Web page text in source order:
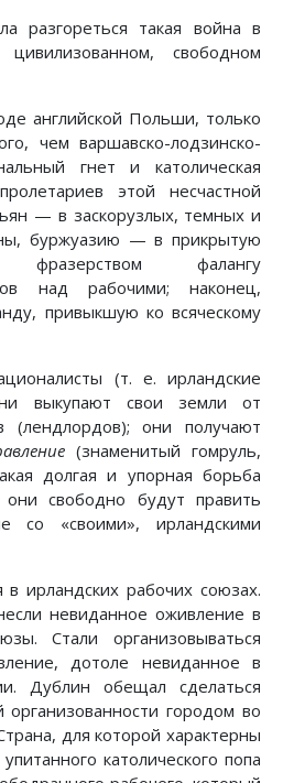
разгореться такая война в
свободном
английской Польши, только
чем варшавско-лодзинско-
гнет и католическая
этой несчастной
— в заскорузлых, темных и
буржуазию — в прикрытую
фразерством фалангу
над рабочими; наконец,
привыкшую ко всяческому
(т. е. ирландские
выкупают свои земли от
(лендлордов); они получают
(знаменитый гомруль,
долгая и упорная борьба
свободно будут править
со «своими», ирландскими
ирландских рабочих союзах.
невиданное оживление в
Стали организовываться
дотоле невиданное в
Дублин обещал сделаться
городом во
для которой характерны
католического попа